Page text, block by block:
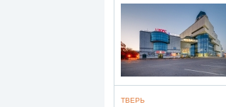
ТВЕРЬ